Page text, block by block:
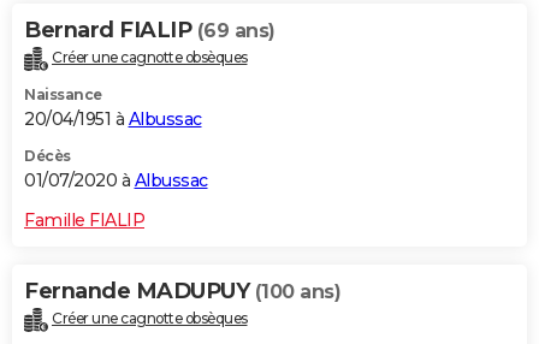
Bernard FIALIP (69 ans)
Créer une cagnotte obsèques
Naissance
20/04/1951 à Albussac
Décès
01/07/2020 à Albussac
Famille FIALIP
Fernande MADUPUY (100 ans)
Créer une cagnotte obsèques